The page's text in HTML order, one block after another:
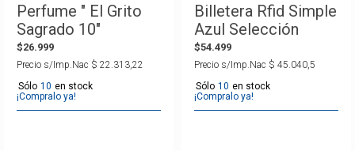
Perfume " El Grito
Sagrado 10"
Selección Argentina
$26.999
Precio s/Imp.Nac $ 22 313 22
10
¡Compralo ya!
Billetera Rfid Simple
Azul Selección
Argentina AFA
$54.499
Precio s/Imp.Nac $ 45 040 5
10
¡Compralo ya!